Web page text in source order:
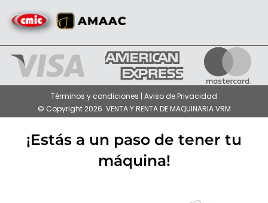
Términos y condiciones | Aviso de Privacidad
© Copyright 2026 VENTA Y RENTA DE MAQUINARIA VRM
¡Estás a un paso de tener tu
máquina!